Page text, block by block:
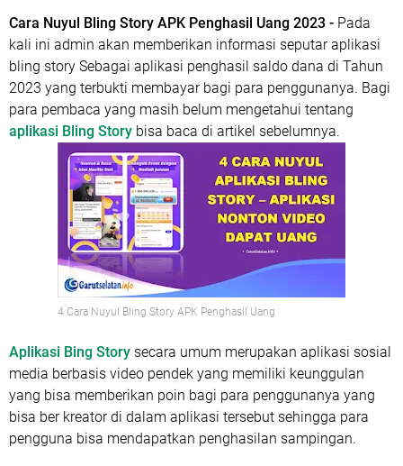
Cara Nuyul Bling Story APK Penghasil Uang 2023 - Pada
kali ini admin akan memberikan informasi seputar aplikasi
bling story Sebagai aplikasi penghasil saldo dana di Tahun
2023 yang terbukti membayar bagi para penggunanya. Bagi
para pembaca yang masih belum mengetahui tentang
aplikasi Bling Story bisa baca di artikel sebelumnya.
4 Cara Nuyul Bling Story APK Penghasil Uang
Aplikasi Bing Story secara umum merupakan aplikasi sosial
media berbasis video pendek yang memiliki keunggulan
yang bisa memberikan poin bagi para penggunanya yang
bisa ber kreator di dalam aplikasi tersebut sehingga para
pengguna bisa mendapatkan penghasilan sampingan.